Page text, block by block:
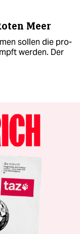
Meer
sollen die pro-
werden. Der